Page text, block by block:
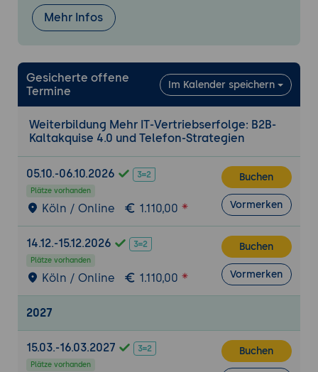
Sprache und Struktur
Mehr Infos
Gesicherte offene
Termine
Im Kalender speichern
Weiterbildung Mehr IT-Vertriebserfolge: B2B-
Kaltakquise 4.0 und Telefon-Strategien
05.10.-06.10.2026
Plätze vorhanden
Köln / Online 1.110,00
Buchen
Vormerken
14.12.-15.12.2026
Plätze vorhanden
Köln / Online 1.110,00
Buchen
Vormerken
2027
15.03.-16.03.2027
Plätze vorhanden
Buchen